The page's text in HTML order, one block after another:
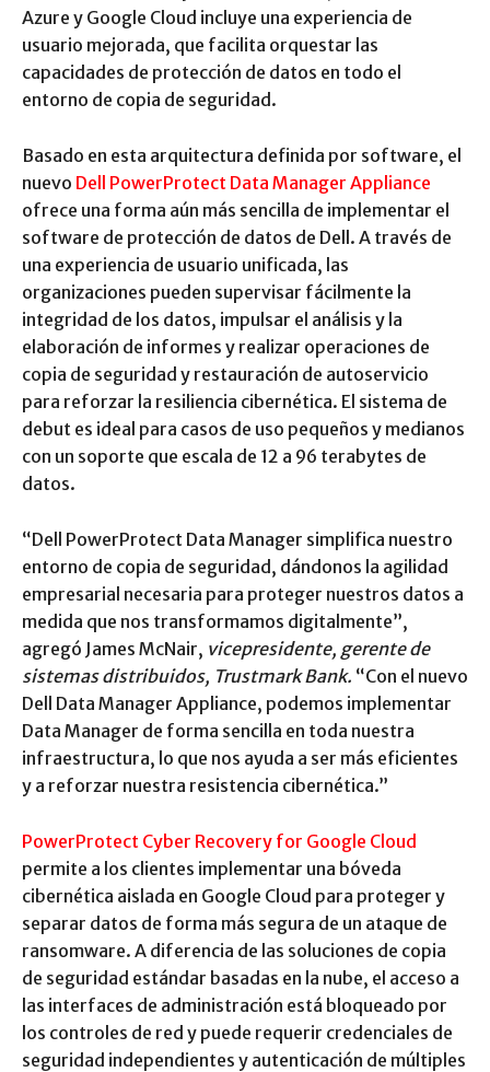
Azure y Google Cloud incluye una experiencia de
usuario mejorada, que facilita orquestar las
capacidades de protección de datos en todo el
entorno de copia de seguridad.
Basado en esta arquitectura definida por software, el
nuevo Dell PowerProtect Data Manager Appliance
ofrece una forma aún más sencilla de implementar el
software de protección de datos de Dell. A través de
una experiencia de usuario unificada, las
organizaciones pueden supervisar fácilmente la
integridad de los datos, impulsar el análisis y la
elaboración de informes y realizar operaciones de
copia de seguridad y restauración de autoservicio
para reforzar la resiliencia cibernética. El sistema de
debut es ideal para casos de uso pequeños y medianos
con un soporte que escala de 12 a 96 terabytes de
datos.
“Dell PowerProtect Data Manager simplifica nuestro
entorno de copia de seguridad, dándonos la agilidad
empresarial necesaria para proteger nuestros datos a
medida que nos transformamos digitalmente”,
agregó James McNair, vicepresidente, gerente de
sistemas distribuidos, Trustmark Bank. “Con el nuevo
Dell Data Manager Appliance, podemos implementar
Data Manager de forma sencilla en toda nuestra
infraestructura, lo que nos ayuda a ser más eficientes
y a reforzar nuestra resistencia cibernética.”
PowerProtect Cyber Recovery for Google Cloud
permite a los clientes implementar una bóveda
cibernética aislada en Google Cloud para proteger y
separar datos de forma más segura de un ataque de
ransomware. A diferencia de las soluciones de copia
de seguridad estándar basadas en la nube, el acceso a
las interfaces de administración está bloqueado por
los controles de red y puede requerir credenciales de
seguridad independientes y autenticación de múltiples